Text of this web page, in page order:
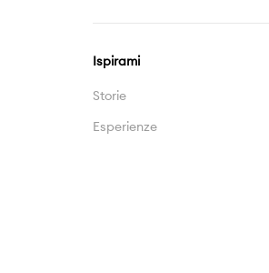
Ispirami
Storie
Esperienze